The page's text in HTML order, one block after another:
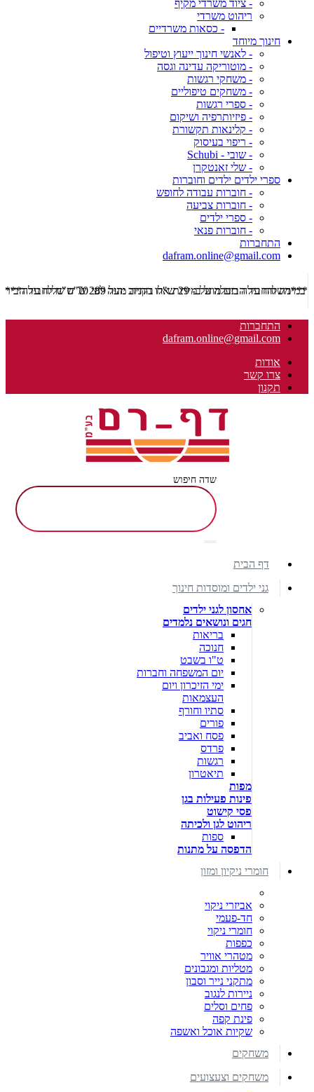
- ציוד משרדי מקיף
ריהוט משרדי
- כסאות משרדיים
חינוך מיוחד
- לאנשי חינוך ייעוץ וטיפול
- מוטוריקה עדינה וגסה
- משחקי רגשות
- משחקים טיפוליים
- ספרי רגשות
- פיזיותרפיה ושיקום
- קלינאות תקשורת
- ריפוי בעיסוק
- שובי - Schubi
- שלי זאנטקרן
ספרי ילדים ילדים וחוברות
- חוברות עבודה לחופש
- חוברות צביעה
- ספרי ילדים
- חוברות פנאי
התחברות
dafram.online@gmail.com
***משלוח עד הבית מוזל ב- 29 ש"ח בקניה מעל 289 ש"ח שליח עד הבית ***
התחברות
dafram.online@gmail.com
אודות
צרו קשר
תקנון
שדה חיפוש
דף הבית
גני ילדים ומוסדות חינוך
אחסון לגני ילדים
חגים ונושאים נלמדים
בריאות
חנוכה
ט"ו בשבט
יום המשפחה וחברות
ימי הזיכרון ויום
העצמאות
סתיו וחורף
פורים
פסח ואביב
פרדס
רגשות
תיאטרון
מפות
פינות פעילות בגן
פסי קישוט
ריהוט לגן ולכיתה
ספות
הדפסה על מתנות
חומרי ניקיון ומזון
אביזרי ניקוי
חד-פעמי
חומרי ניקוי
כפפות
מטהרי אוויר
מטליות ומגבונים
מתקני נייר וסבון
ניירות לנגוב
פחים וסלים
פינת קפה
שקיות אוכל ואשפה
משחקים
משחקים וצעצועים